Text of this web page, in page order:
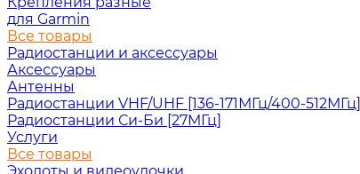
для Garmin
Все товары
Радиостанции и аксессуары
Аксессуары
Антенны
Радиостанции VHF/UHF [136-171МГц/400-512МГц]
Радиостанции Си-Би [27МГц]
Услуги
Все товары